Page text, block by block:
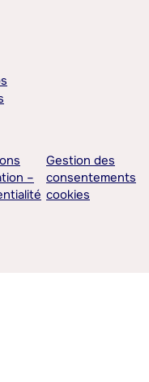
–
Gestion des
consentements
cookies